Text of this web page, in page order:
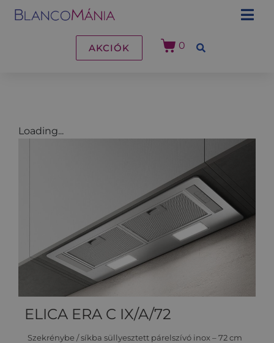
AKCIÓK 0
Loading...
ELICA ERA C IX/A/72
Szekrénybe / síkba süllyesztett párelszívó inox – 72 cm